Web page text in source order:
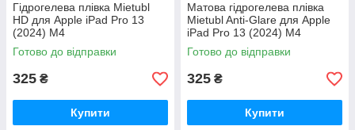
Гідрогелева плівка Mietubl
HD для Apple iPad Pro 13
(2024) M4
Готово до відправки
325 ₴
Купити
Матова гідрогелева плівка
Mietubl Anti-Glare для Apple
iPad Pro 13 (2024) M4
Готово до відправки
325 ₴
Купити